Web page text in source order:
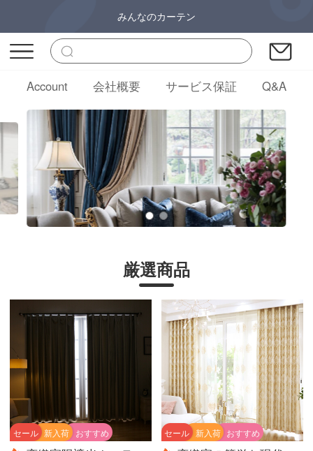
みんなのカーテン
Account 会社概要 サービス保証 Q&A
厳選商品
おすすめ
新入荷
セール おすすめ
新入荷
セール